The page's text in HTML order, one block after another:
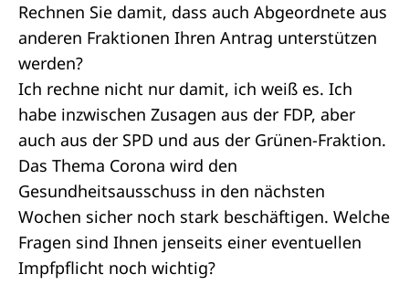
Rechnen Sie damit, dass auch Abgeordnete aus
anderen Fraktionen Ihren Antrag unterstützen
werden?
Ich rechne nicht nur damit, ich weiß es. Ich
habe inzwischen Zusagen aus der FDP, aber
auch aus der SPD und aus der Grünen-Fraktion.
Das Thema Corona wird den
Gesundheitsausschuss in den nächsten
Wochen sicher noch stark beschäftigen. Welche
Fragen sind Ihnen jenseits einer eventuellen
Impfpflicht noch wichtig?